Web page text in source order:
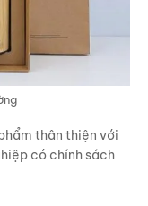
thân thiện với
có chính sách